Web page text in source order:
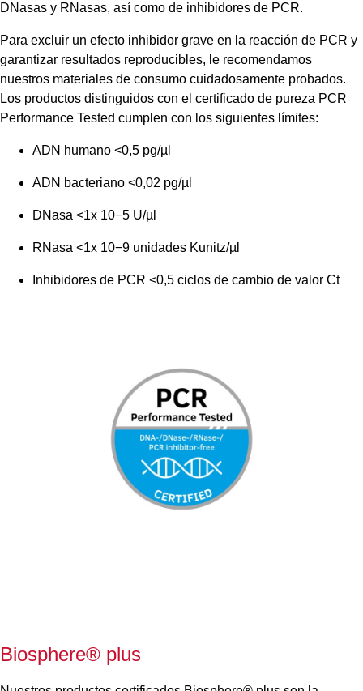
DNasas y RNasas, así como de inhibidores de PCR.
Para excluir un efecto inhibidor grave en la reacción de PCR y
garantizar resultados reproducibles, le recomendamos
nuestros materiales de consumo cuidadosamente probados.
Los productos distinguidos con el certificado de pureza PCR
Performance Tested cumplen con los siguientes límites:
ADN humano <0,5 pg/µl
ADN bacteriano <0,02 pg/µl
DNasa <1x 10−5 U/µl
RNasa <1x 10−9 unidades Kunitz/µl
Inhibidores de PCR <0,5 ciclos de cambio de valor Ct
Biosphere® plus